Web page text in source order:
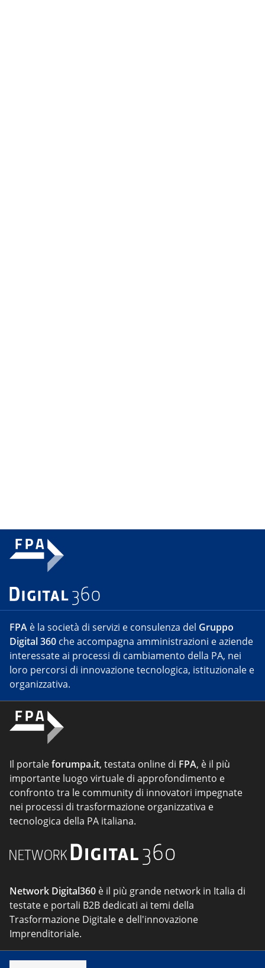
FPA è la società di servizi e consulenza del Gruppo
Digital 360 che accompagna amministrazioni e aziende
interessate ai processi di cambiamento della PA, nei
loro percorsi di innovazione tecnologica, istituzionale e
organizzativa.
Il portaleforumpa.it, testata online di FPA, è il più
importante luogo virtuale di approfondimento e
confronto tra le community di innovatori impegnate
nei processi di trasformazione organizzativa e
tecnologica della PA italiana.
Network Digital360 è il più grande network in Italia di
testate e portali B2B dedicati ai temi della
Trasformazione Digitale e dell'innovazione
Imprenditoriale.